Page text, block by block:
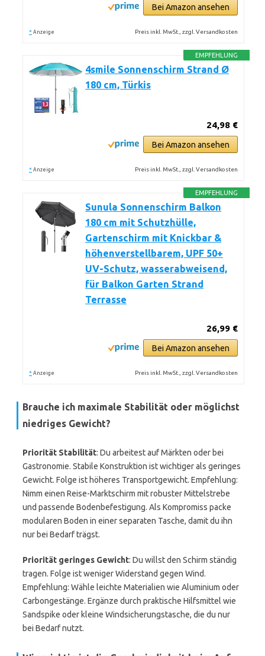
Bei Amazon ansehen
* Anzeige Preis inkl. MwSt., zzgl. Versandkosten
EMPFEHLUNG
4smile Sonnenschirm Strand Ø
180 cm, Türkis
24,98 €
Bei Amazon ansehen
* Anzeige Preis inkl. MwSt., zzgl. Versandkosten
EMPFEHLUNG
Sunula Sonnenschirm Balkon
180 cm mit Schutzhülle,
Gartenschirm mit Knickbar &
höhenverstellbarem, UPF 50+
UV-Schutz, wasserabweisend,
für Balkon Garten Strand
Terrasse
26,99 €
Bei Amazon ansehen
* Anzeige Preis inkl. MwSt., zzgl. Versandkosten
Brauche ich maximale Stabilität oder möglichst
niedriges Gewicht?
Priorität Stabilität: Du arbeitest auf Märkten oder bei
Gastronomie. Stabile Konstruktion ist wichtiger als geringes
Gewicht. Folge ist höheres Transportgewicht. Empfehlung:
Nimm einen Reise-Marktschirm mit robuster Mittelstrebe
und passende Bodenbefestigung. Als Kompromiss packe
modularen Boden in einer separaten Tasche, damit du ihn
nur bei Bedarf trägst.
Priorität geringes Gewicht: Du willst den Schirm ständig
tragen. Folge ist weniger Widerstand gegen Wind.
Empfehlung: Wähle leichte Materialien wie Aluminium oder
Carbongestänge. Ergänze durch praktische Hilfsmittel wie
Sandspike oder kleine Windsicherungstasche, die du nur
bei Bedarf nutzt.